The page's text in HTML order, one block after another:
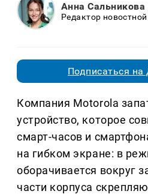
Анна Сальникова
Редактор
Подписаться на
Компания Motorola
устройство, которое
смарт-часов и
на гибком экране: в
оборачивается вокруг
части корпуса